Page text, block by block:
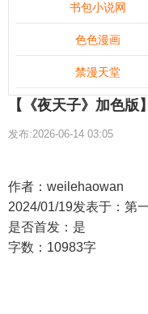
书包小说网
色色漫画
禁漫天堂
【《夜天子》加色版
发布:2026-06-14 03:05
作者：weilehaowan
2024/01/19发表于：第
是否首发：是
字数：10983字
第三十九